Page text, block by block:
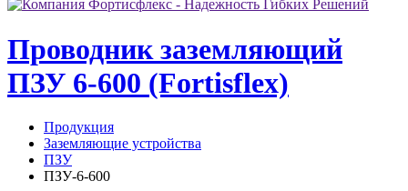
Проводник заземляющий
ПЗУ 6-600 (Fortisflex)
Продукция
Заземляющие устройства
ПЗУ
ПЗУ-6-600